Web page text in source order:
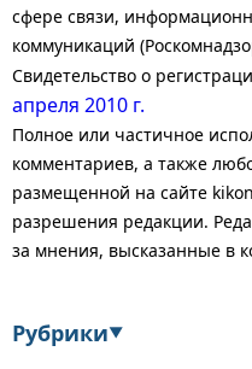
сфере связи,
коммуникаций
Свидетельство о
апреля 2010 г.
Полное или частичное
комментариев, а также
размещенной на сайте
разрешения редакции.
за мнения, высказанные в
Рубрики▼